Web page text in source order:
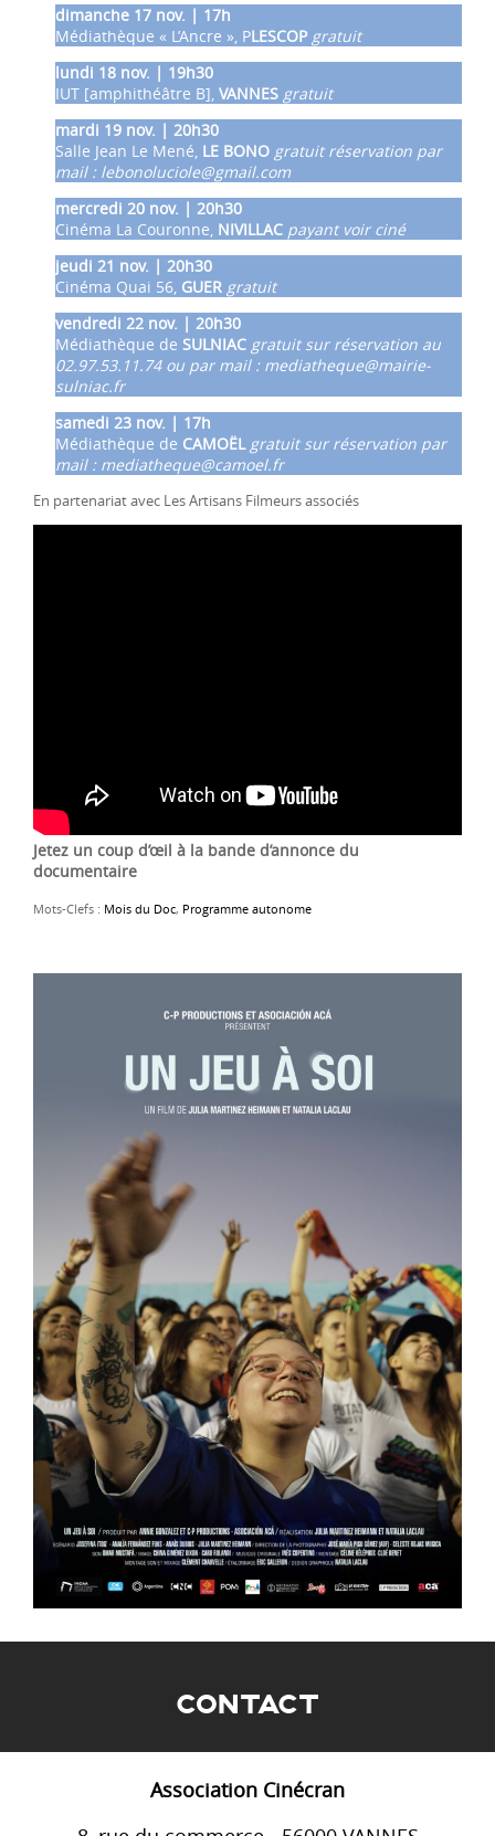
dimanche 17 nov. | 17h
Médiathèque « L’Ancre », PLESCOP gratuit
lundi 18 nov. | 19h30
IUT [amphithéâtre B], VANNES gratuit
mardi 19 nov. | 20h30
Salle Jean Le Mené, LE BONO gratuit réservation par
mail : lebonoluciole@gmail.com
mercredi 20 nov. | 20h30
Cinéma La Couronne, NIVILLAC payant voir ciné
jeudi 21 nov. | 20h30
Cinéma Quai 56, GUER gratuit
vendredi 22 nov. | 20h30
Médiathèque de SULNIAC gratuit sur réservation au
02.97.53.11.74 ou par mail : mediatheque@mairie-
sulniac.fr
samedi 23 nov. | 17h
Médiathèque de CAMOËL gratuit sur réservation par
mail : mediatheque@camoel.fr
En partenariat avec Les Artisans Filmeurs associés
Jetez un coup d’œil à la bande d’annonce du
documentaire
Mots-Clefs : Mois du Doc, Programme autonome
CONTACT
Association Cinécran